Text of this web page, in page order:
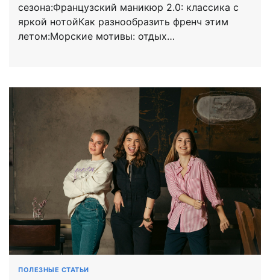
сезона:Французский маникюр 2.0: классика с
яркой нотойКак разнообразить френч этим
летом:Морские мотивы: отдых…
ПОЛЕЗНЫЕ СТАТЬИ